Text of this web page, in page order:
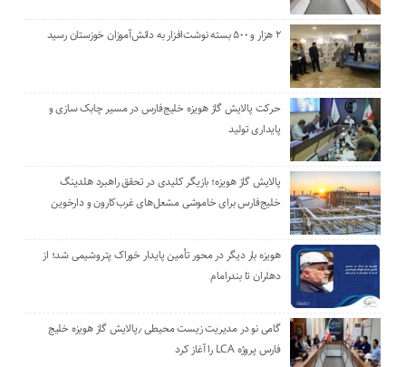
۲ هزار و ۵۰۰ بسته نوشت‌افزار به دانش‌آموزان خوزستان رسید
حرکت پالایش گاز هویزه خلیج‌فارس در مسیر چابک سازی و
پایداری تولید
پالایش گاز هویزه؛ بازیگر کلیدی در تحقق راهبرد هلدینگ
خلیج‌فارس برای خاموشی مشعل‌های غرب‌کارون و دارخوین
هویزه بار دیگر در محور تأمین پایدار خوراک پتروشیمی شد؛ از
دهلران تا بندرامام
گامی نو در مدیریت زیست ‌محیطی ٫پالایش گاز هویزه خلیج
‌فارس پروژه LCA را آغاز کرد